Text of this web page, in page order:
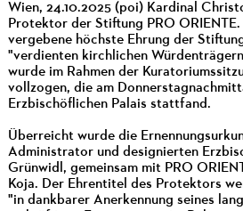
Wien, 24.10.2025 (poi) Kardinal
Protektor der Stiftung PRO
vergebene höchste Ehrung der
"verdienten kirchlichen
wurde im Rahmen der
vollzogen, die am
Erzbischöflichen Palais stattfand.
Überreicht wurde die
Administrator und designierten
Grünwidl, gemeinsam mit PRO
Koja. Der Ehrentitel des Protektors
"in dankbarer Anerkennung seines